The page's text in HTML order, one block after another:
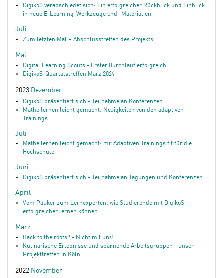
DigikoS verabschiedet sich: Ein erfolgreicher Rückblick und Einblick
in neue E-Learning-Werkzeuge und -Materialien
Juli
Zum letzten Mal – Abschlusstreffen des Projekts
Mai
Digital Learning Scouts - Erster Durchlauf erfolgreich
DigikoS-Quartalstreffen März 2024
2023 Dezember
DigikoS präsentiert sich - Teilnahme an Konferenzen
Mathe lernen leicht gemacht: Neuigkeiten von den adaptiven
Trainings
Juli
Mathe lernen leicht gemacht: mit Adaptiven Trainings fit für die
Hochschule
Juni
DigikoS präsentiert sich - Teilnahme an Tagungen und Konferenzen
April
Vom Pauker zum Lernexperten: wie Studierende mit DigikoS
erfolgreicher lernen können
März
Back to the roots? - Nicht mit uns!
Kulinarische Erlebnisse und spannende Arbeitsgruppen - unser
Projekttreffen in Köln
2022 November